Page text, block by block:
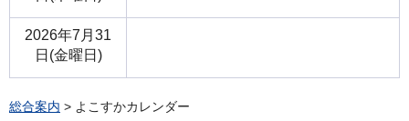
2026年7月31
日(金曜日)
総合案内 > よこすかカレンダー